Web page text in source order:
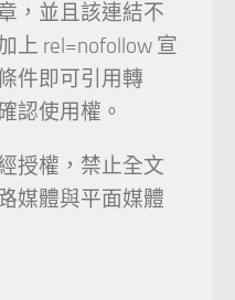
，並且該連結不
上 rel=nofollow 宣
件即可引用轉
認使用權。
授權，禁止全文
媒體與平面媒體